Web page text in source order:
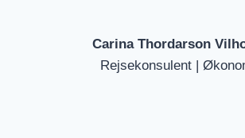
Carina Thordarson
Rejsekonsulent |